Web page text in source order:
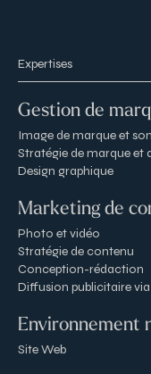
Expertises
Gestion de
Image de marque et
Stratégie de marque et
Design graphique
Marketing de
Photo et vidéo
Stratégie de contenu
Conception-rédaction
Diffusion publicitaire
Environnement
Site Web